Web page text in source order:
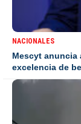
NACIONALES
Mescyt anuncia
excelencia de